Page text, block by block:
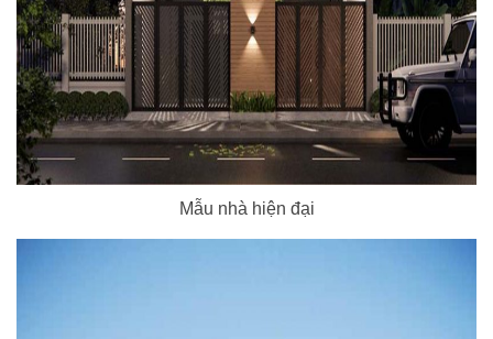
Mẫu nhà hiện đại